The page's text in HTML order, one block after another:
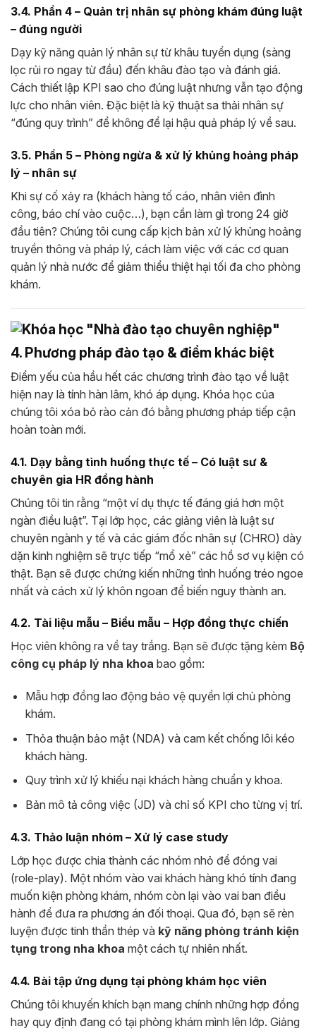
3.4. Phần 4 – Quản trị nhân sự phòng khám đúng luật
– đúng người
Dạy kỹ năng quản lý nhân sự từ khâu tuyển dụng (sàng
lọc rủi ro ngay từ đầu) đến khâu đào tạo và đánh giá.
Cách thiết lập KPI sao cho đúng luật nhưng vẫn tạo động
lực cho nhân viên. Đặc biệt là kỹ thuật sa thải nhân sự
“đúng quy trình” để không để lại hậu quả pháp lý về sau.
3.5. Phần 5 – Phòng ngừa & xử lý khủng hoảng pháp
lý – nhân sự
Khi sự cố xảy ra (khách hàng tố cáo, nhân viên đình
công, báo chí vào cuộc…), bạn cần làm gì trong 24 giờ
đầu tiên? Chúng tôi cung cấp kịch bản xử lý khủng hoảng
truyền thông và pháp lý, cách làm việc với các cơ quan
quản lý nhà nước để giảm thiểu thiệt hại tối đa cho phòng
khám.
4. Phương pháp đào tạo & điểm khác biệt
Điểm yếu của hầu hết các chương trình đào tạo về luật
hiện nay là tính hàn lâm, khó áp dụng. Khóa học của
chúng tôi xóa bỏ rào cản đó bằng phương pháp tiếp cận
hoàn toàn mới.
4.1. Dạy bằng tình huống thực tế – Có luật sư &
chuyên gia HR đồng hành
Chúng tôi tin rằng “một ví dụ thực tế đáng giá hơn một
ngàn điều luật”. Tại lớp học, các giảng viên là luật sư
chuyên ngành y tế và các giám đốc nhân sự (CHRO) dày
dặn kinh nghiệm sẽ trực tiếp “mổ xẻ” các hồ sơ vụ kiện có
thật. Bạn sẽ được chứng kiến những tình huống tréo ngoe
nhất và cách xử lý khôn ngoan để biến nguy thành an.
4.2. Tài liệu mẫu – Biểu mẫu – Hợp đồng thực chiến
Học viên không ra về tay trắng. Bạn sẽ được tặng kèm Bộ
công cụ pháp lý nha khoa bao gồm:
Mẫu hợp đồng lao động bảo vệ quyền lợi chủ phòng
khám.
Thỏa thuận bảo mật (NDA) và cam kết chống lôi kéo
khách hàng.
Quy trình xử lý khiếu nại khách hàng chuẩn y khoa.
Bản mô tả công việc (JD) và chỉ số KPI cho từng vị trí.
4.3. Thảo luận nhóm – Xử lý case study
Lớp học được chia thành các nhóm nhỏ để đóng vai
(role-play). Một nhóm vào vai khách hàng khó tính đang
muốn kiện phòng khám, nhóm còn lại vào vai ban điều
hành để đưa ra phương án đối thoại. Qua đó, bạn sẽ rèn
luyện được tinh thần thép và kỹ năng phòng tránh kiện
tụng trong nha khoa một cách tự nhiên nhất.
4.4. Bài tập ứng dụng tại phòng khám học viên
Chúng tôi khuyến khích bạn mang chính những hợp đồng
hay quy định đang có tại phòng khám mình lên lớp. Giảng